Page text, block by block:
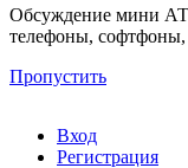
Обсуждение мини
телефоны, софтфоны,
Пропустить
Вход
Регистрация